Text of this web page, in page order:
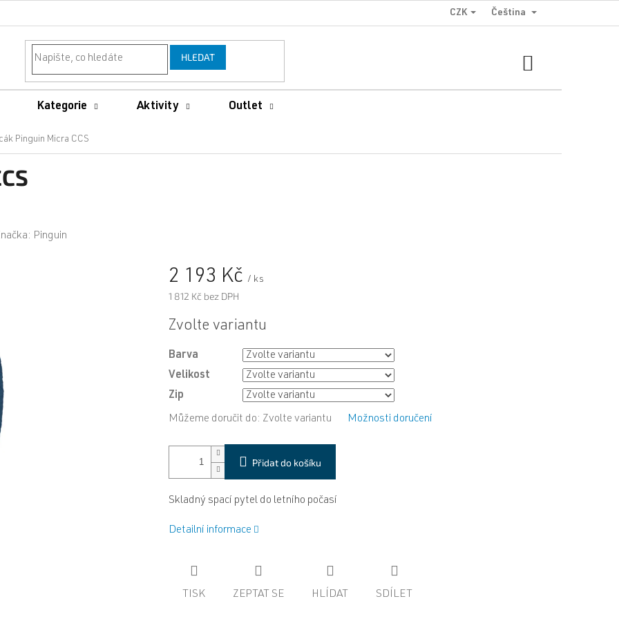
CZK Čeština
HLEDAT
Kategorie Aktivity Outlet
Pinguin Micra CCS
Pinguin
2 193 Kč / ks
1 812 Kč bez DPH
Měrná
Zvolte variantu
Barva
Velikost
Zip
Můžeme doručit do: Zvolte variantu Možnosti doručení
Přidat do košíku
Skladný spací pytel do letního počasí
Detailní informace
TISK ZEPTAT SE HLÍDAT SDÍLET